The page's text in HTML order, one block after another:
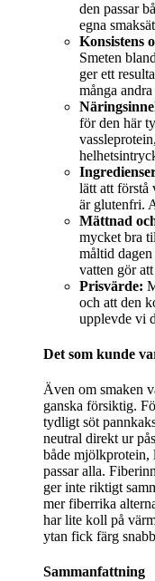
den passar
egna
Konsistens
Smeten
ger ett
många
för den här
lätt att förstå
är glutenfri.
Mättnad
mycket bra
måltid
vatten gör
Prisvärde:
och att den
upplevde vi
Det som kunde
Även om smaken
ganska försiktig.
tydligt söt
neutral direkt ur
både mjölkprotein,
passar alla.
ger inte riktigt
mer fiberrika
har lite koll på
ytan fick färg
Sammanfattning